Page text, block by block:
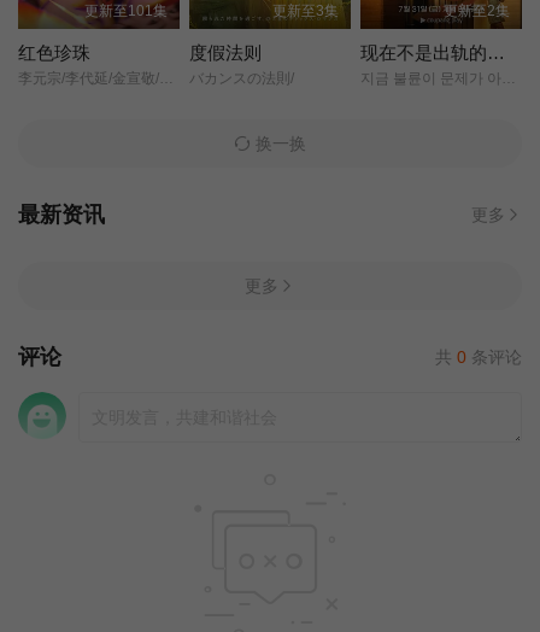
更新至101集
红色珍珠
更新至3集
度假法则
バカンスの法則/
更新至2集
现在不是出轨的问题
换一换
最新资讯 更多
更多
评论 共 0 条评论